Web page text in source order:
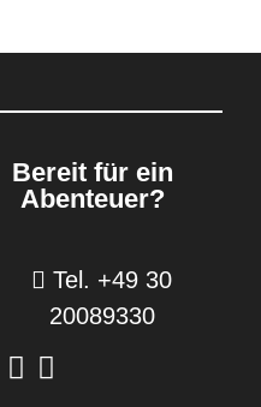
Bereit für ein
Abenteuer?
Tel. +49 30
20089330